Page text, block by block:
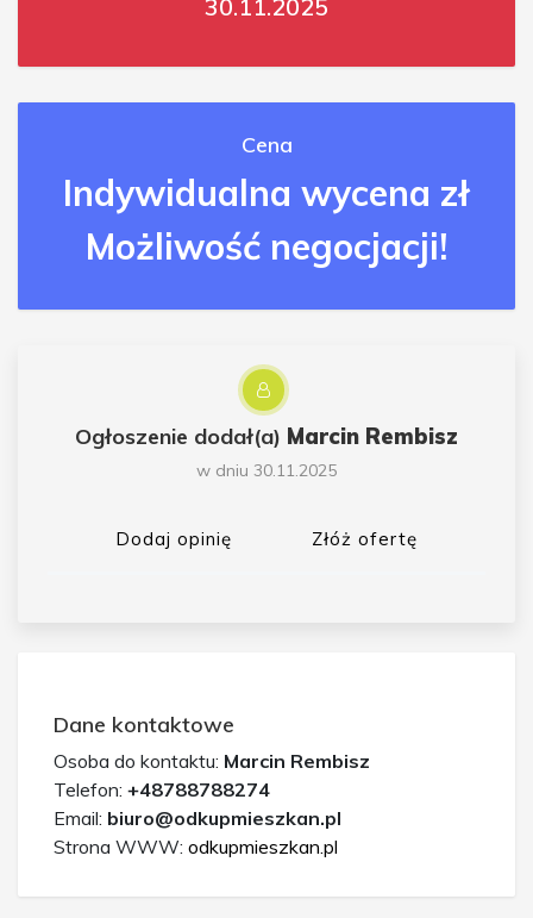
30.11.2025
Cena
Indywidualna wycena zł
Możliwość negocjacji!
Ogłoszenie dodał(a) Marcin Rembisz
w dniu 30.11.2025
Dodaj opinię Złóż ofertę
Dane kontaktowe
Osoba do kontaktu: Marcin Rembisz
Telefon: +48788788274
Email: biuro@odkupmieszkan.pl
Strona WWW: odkupmieszkan.pl